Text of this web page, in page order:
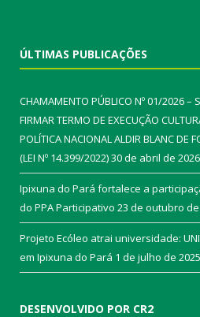
ÚLTIMAS PUBLICAÇÕES
CHAMAMENTO PÚBLICO Nº 01/2026 –
FIRMAR TERMO DE EXECUÇÃO
POLÍTICA NACIONAL ALDIR BLANC DE
(LEI Nº 14.399/2022)30 de abril de 2026
Ipixuna do Pará fortalece a
do PPA Participativo 23 de outubro de
Projeto Ecóleo atrai universidade:
em Ipixuna do Pará 1 de julho de 2025
DESENVOLVIDO POR CR2